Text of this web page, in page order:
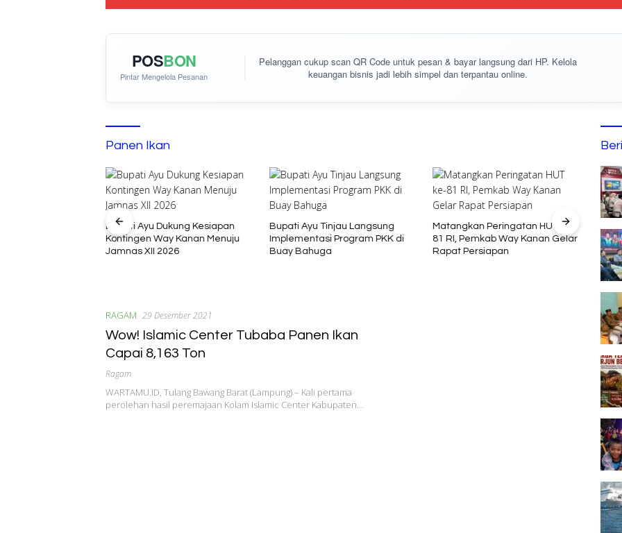
POSBON
Pintar Mengelola Pesanan
Pelanggan cukupscan QR Code untuk pesan & bayar langsung dari HP. Kelola
keuangan bisnis jadi lebih simpel dan terpantau online.
Panen Ikan
Bupati Ayu Dukung Kesiapan
Kontingen Way Kanan Menuju
Jamnas XII 2026
Bupati Ayu Tinjau Langsung
Implementasi Program PKK di
Buay Bahuga
Matangkan Peringatan HUT ke-
81 RI, Pemkab Way Kanan Gelar
Rapat Persiapan
RAGAM 29 Desember 2021
Wow! Islamic Center Tubaba Panen Ikan
Capai 8,163 Ton
Ragam
WARTAMU.ID, Tulang Bawang Barat (Lampung) – Kali pertama
perolehan hasil peremajaan Kolam Islamic Center Kabupaten…